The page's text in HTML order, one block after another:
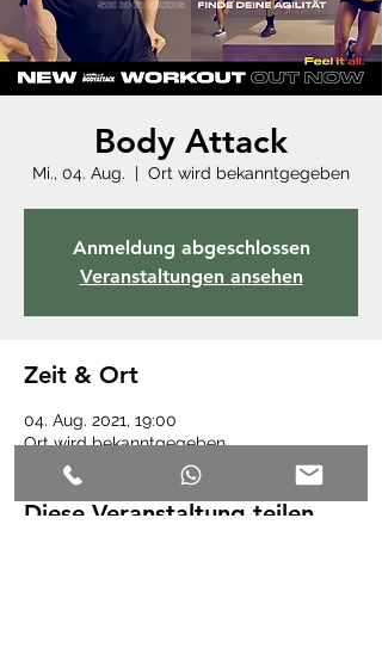
Body Attack
Mi., 04. Aug.
  |
Ort wird bekanntgegeben
Anmeldung abgeschlossen
Veranstaltungen ansehen
Zeit & Ort
04. Aug. 2021, 19:00
Ort wird bekanntgegeben
Diese Veranstaltung teilen